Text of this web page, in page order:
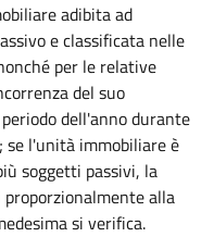
adibita ad
e classificata nelle
per le relative
del suo
dell'anno durante
se l'unità immobiliare è
soggetti passivi, la
alla
si verifica.